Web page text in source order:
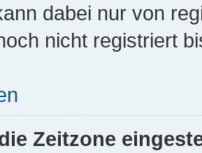
dabei nur von
nicht registriert
Zeitzone